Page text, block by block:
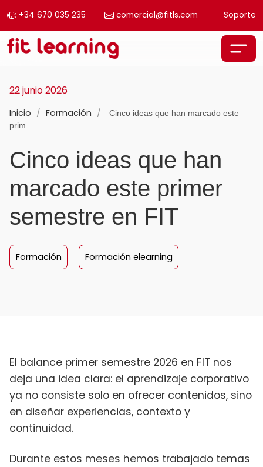
+34 670 035 235 comercial@fitls.com Soporte
Saltar al contenido
Navegación principal
22 junio 2026
Inicio / Formación /
Cinco ideas que han marcado este
prim...
Cinco ideas que han
marcado este primer
semestre en FIT
Formación Formación elearning
El balance primer semestre 2026 en FIT nos
deja una idea clara: el aprendizaje corporativo
ya no consiste solo en ofrecer contenidos, sino
en diseñar experiencias, contexto y
continuidad.
Durante estos meses hemos trabajado temas